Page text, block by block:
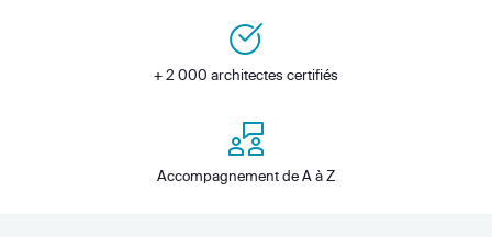
+ 2 000 architectes certifiés
Accompagnement de A à Z